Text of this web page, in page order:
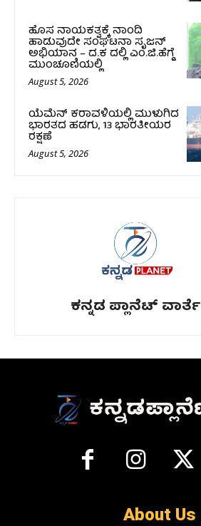
ಹೊಸ ನಾಯಕತ್ವಕ್ಕೆ ನಾಂದಿ
ಹಾಡುವುದೇ ಸಂಘಟನಾ ಸೃಜನ್
ಅಭಿಯಾನ – ದ.ಕ ದಲ್ಲಿ ಎಂ.ಜಿ.ಹೆಗ್ಡೆ
ಮುಂಚೂಣಿಯಲ್ಲಿ
August 5, 2026
ಯೆಮೆನ್‌ ಕರಾವಳಿಯಲ್ಲಿ ಮುಳುಗಿದ
ಭಾರತದ ಹಡಗು, 13 ಭಾರತೀಯರ
ರಕ್ಷಣೆ
August 5, 2026
ಕನ್ನಡ ಪ್ಲಾನೆಟ್ ವಾರ್ತೆ
About Us